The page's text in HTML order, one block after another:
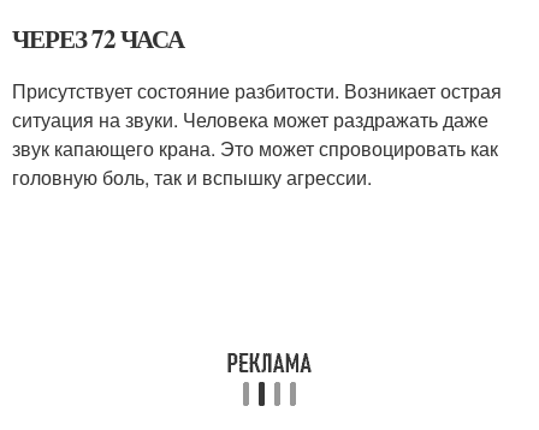
ЧЕРЕЗ 72 ЧАСА
Присутствует состояние разбитости. Возникает острая
ситуация на звуки. Человека может раздражать даже
звук капающего крана. Это может спровоцировать как
головную боль, так и вспышку агрессии.